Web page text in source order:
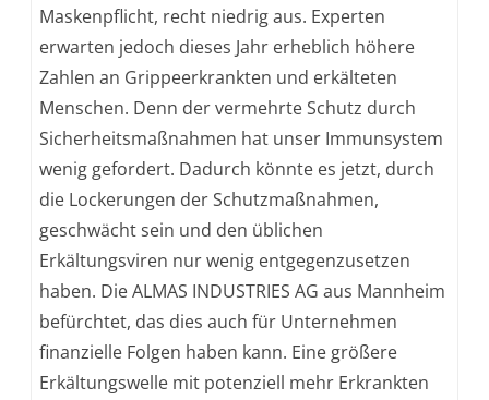
Sie
Ihre
Mitarbeiter
Maskenpflicht, recht niedrig aus. Experten
erwarten jedoch dieses Jahr erheblich höhere
Zahlen an Grippeerkrankten und erkälteten
Menschen. Denn der vermehrte Schutz durch
Sicherheitsmaßnahmen hat unser Immunsystem
wenig gefordert. Dadurch könnte es jetzt, durch
die Lockerungen der Schutzmaßnahmen,
geschwächt sein und den üblichen
Erkältungsviren nur wenig entgegenzusetzen
haben. Die ALMAS INDUSTRIES AG aus Mannheim
befürchtet, das dies auch für Unternehmen
finanzielle Folgen haben kann. Eine größere
Erkältungswelle mit potenziell mehr Erkrankten